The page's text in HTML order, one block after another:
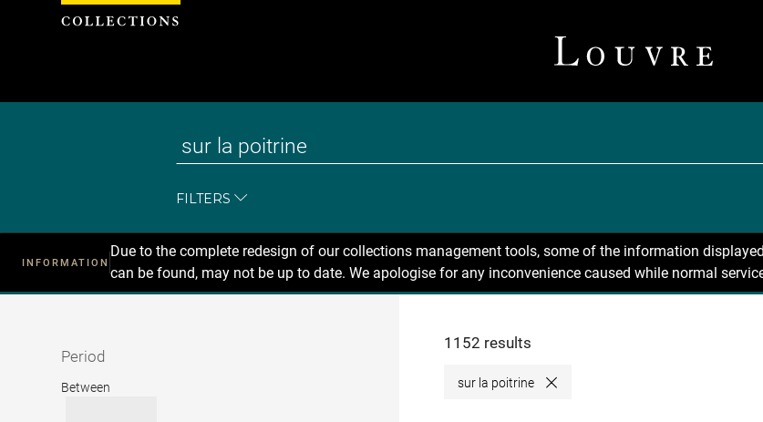
FILTERS
INFORMATION
Due to the complete redesign of our collections management tools, some of the information
can be found, may not be up to date. We apologise for any inconvenience caused while normal
Recherche
Period
Period
Between
1152 results
sur la poitrine Close
Cookies management panel